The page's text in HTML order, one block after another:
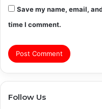
Save my name, email,
time I comment.
Follow Us